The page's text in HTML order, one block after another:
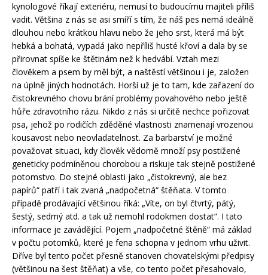
kynologové říkají exteriéru, nemusí to budoucímu majiteli příliš
vadit. Většina z nás se asi smíří s tím, že náš pes nemá ideálně
dlouhou nebo krátkou hlavu nebo že jeho srst, která má být
hebká a bohatá, vypadá jako nepříliš husté křoví a dala by se
přirovnat spíše ke štětinám než k hedvábí. Vztah mezi
člověkem a psem by měl být, a naštěstí většinou i je, založen
na úplně jiných hodnotách. Horší už je to tam, kde zařazení do
čistokrevného chovu brání problémy povahového nebo ještě
hůře zdravotního rázu. Nikdo z nás si určitě nechce pořizovat
psa, jehož po rodičích zděděné vlastnosti znamenají vrozenou
kousavost nebo neovladatelnost. Za barbarství je možné
považovat situaci, kdy člověk vědomě množí psy postižené
geneticky podmíněnou chorobou a riskuje tak stejně postižené
potomstvo. Do stejné oblasti jako „čistokrevný, ale bez
papírů“ patří i tak zvaná „nadpočetná“ štěňata. V tomto
případě prodávající většinou říká: „Víte, on byl čtvrtý, pátý,
šestý, sedmý atd. a tak už nemohl rodokmen dostat“. I tato
informace je zavádějící. Pojem „nadpočetné štěně“ má základ
v počtu potomků, které je fena schopna v jednom vrhu uživit.
Dříve byl tento počet přesně stanoven chovatelskými předpisy
(většinou na šest štěňat) a vše, co tento počet přesahovalo,